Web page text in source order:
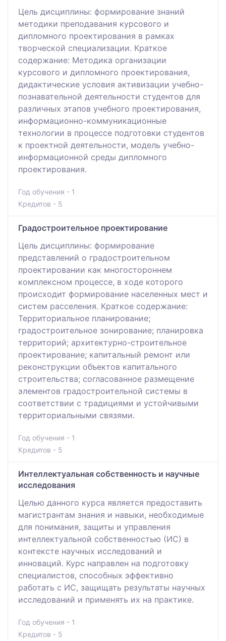
Цель дисциплины: формирование знаний
методики преподавания курсового и
дипломного проектирования в рамках
творческой специализации. Краткое
содержание: Методика организации
курсового и дипломного проектирования,
дидактические условия активизации учебно-
познавательной деятельности студентов для
различных этапов учебного проектирования,
информационно-коммуникационные
технологии в процессе подготовки студентов
к проектной деятельности, модель учебно-
информационной среды дипломного
проектирования.
Год обучения - 1
Кредитов - 5
Градостроительное проектирование
Цель дисциплины: формирование
представлений о градостроительном
проектировании как многостороннем
комплексном процессе, в ходе которого
происходит формирование населенных мест и
систем расселения. Краткое содержание:
Территориальное планирование;
градостроительное зонирование; планировка
территорий; архитектурно-строительное
проектирование; капитальный ремонт или
реконструкции объектов капитального
строительства; согласованное размещение
элементов градостроительной системы в
соответствии с традициями и устойчивыми
территориальными связями.
Год обучения - 1
Кредитов - 5
Интеллектуальная собственность и научные
исследования
Целью данного курса является предоставить
магистрантам знания и навыки, необходимые
для понимания, защиты и управления
интеллектуальной собственностью (ИС) в
контексте научных исследований и
инноваций. Курс направлен на подготовку
специалистов, способных эффективно
работать с ИС, защищать результаты научных
исследований и применять их на практике.
Год обучения - 1
Кредитов - 5